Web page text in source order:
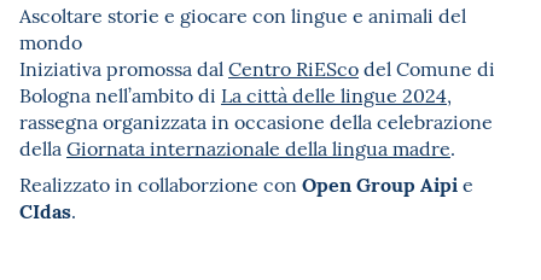
Ascoltare storie e giocare con lingue e animali del
mondo
Iniziativa promossa dal Centro RiEScodel Comune di
Bologna nell’ambito di La città delle lingue 2024,
rassegna organizzata in occasione della celebrazione
della Giornata internazionale della lingua madre.
Realizzato in collaborzione con Open Group Aipie
CIdas.